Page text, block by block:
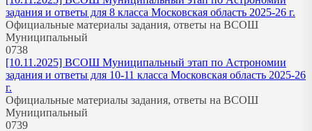
задания и ответы для 8 класса Московская область 2025-26 г.
Официальные материалы задания, ответы на ВСОШ
Муниципальный
0738
[10.11.2025] ВСОШ Муниципальный этап по Астрономии
задания и ответы для 10-11 класса Московская область 2025-26
г.
Официальные материалы задания, ответы на ВСОШ
Муниципальный
0739